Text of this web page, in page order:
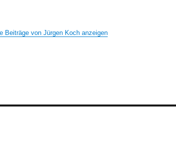
Beiträge von Jürgen Koch anzeigen